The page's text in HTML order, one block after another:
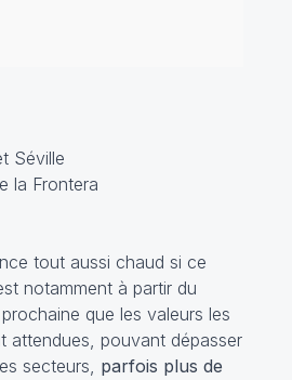
Séville
la Frontera
tout aussi chaud si ce
notamment à partir du
que les valeurs les
attendues, pouvant dépasser
secteurs, parfois plus de